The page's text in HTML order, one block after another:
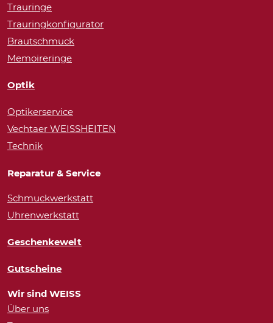
Trauringe
Trauringkonfigurator
Brautschmuck
Memoireringe
Optik
Optikerservice
Vechtaer WEISSHEITEN
Technik
Reparatur & Service
Schmuckwerkstatt
Uhrenwerkstatt
Geschenkewelt
Gutscheine
Wir sind WEISS
Über uns